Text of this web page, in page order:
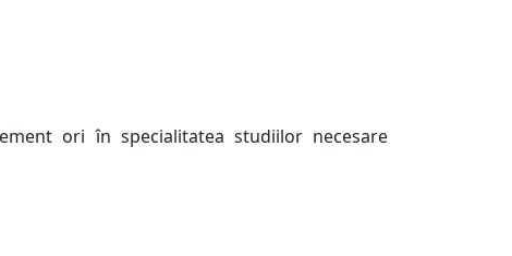
ori în specialitatea studiilor necesare